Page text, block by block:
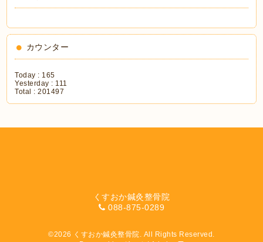
カウンター
Today : 165
Yesterday : 111
Total :201497
くすおか鍼灸整骨院
088-875-0289
©2026 くすおか鍼灸整骨院. All Rights Reserved.